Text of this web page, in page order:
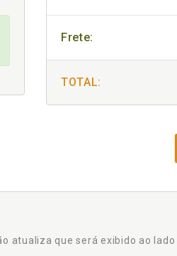
Frete:
TOTAL:
atualiza que será exibido ao lado